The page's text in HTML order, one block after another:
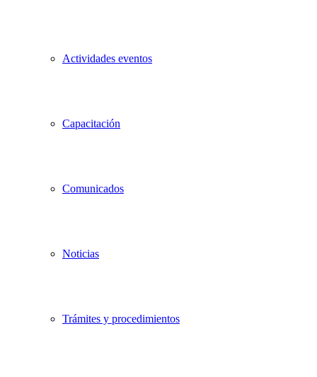
Actividades eventos
Capacitación
Comunicados
Noticias
Trámites y procedimientos